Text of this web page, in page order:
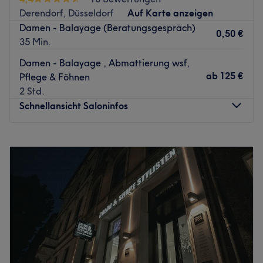
über Treatwell und zeig deiner Haut, wie sehr du sie
schätzt.
Zurück zur Salonansicht
Derendorf, Düsseldorf
Auf Karte anzeigen
Damen - Balayage (Beratungsgespräch)
35 Min.
0,50 €
Damen - Balayage , Abmattierung wsf,
Pflege & Föhnen
2 Std.
ab 125 €
Schnellansicht Saloninfos
10:30
18:00
10:30
18:00
10:30 – 18:00
10:30– 18:00
Samstag
10:30–16:00
Sonntag
Geschlossen
Bei Pure Beauty Salon in Düsseldorf kannst du dem